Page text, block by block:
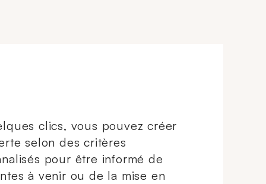
clics, vous pouvez créer
selon des critères
pour être informé de
à venir ou de la mise en